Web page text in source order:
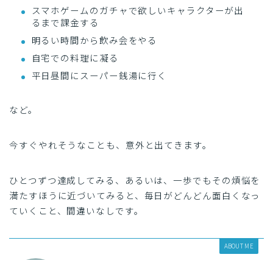
スマホゲームのガチャで欲しいキャラクターが出
るまで課金する
明るい時間から飲み会をやる
自宅での料理に凝る
平日昼間にスーパー銭湯に行く
など。
今すぐやれそうなことも、意外と出てきます。
ひとつずつ達成してみる、あるいは、一歩でもその煩悩を
満たすほうに近づいてみると、毎日がどんどん面白くなっ
ていくこと、間違いなしです。
ABOUT ME